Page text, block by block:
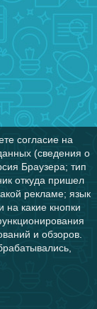
согласие на
(сведения о
Браузера; тип
откуда пришел
рекламе; язык
на какие кнопки
и обзоров.